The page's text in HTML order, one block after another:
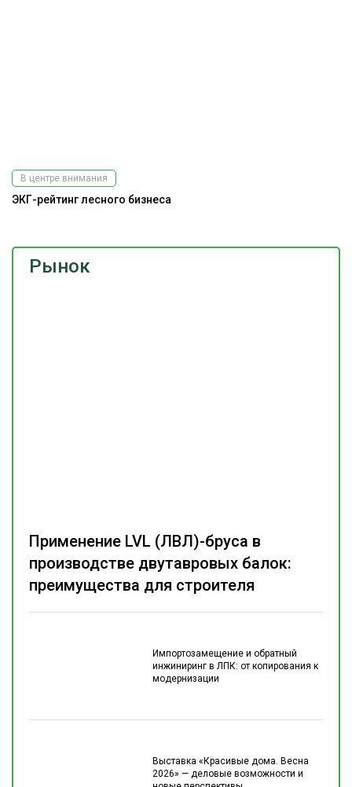
Рынок
Импортозамещение и обратный
инжиниринг в ЛПК: от копирования к
модернизации
Выставка «Красивые дома. Весна
2026» — деловые возможности и
Применение LVL (ЛВЛ)-бруса в
производстве двутавровых балок:
преимущества для строителя
В центре внимания
ЭКГ-рейтинг лесного бизнеса